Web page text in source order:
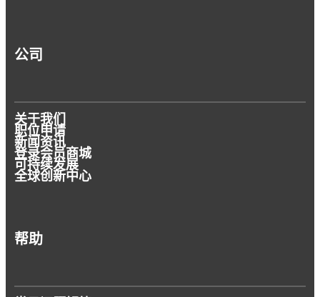
公司
关于我们
职位申请
新闻资讯
登录会员商城
可持续发展
全球创新中心
帮助